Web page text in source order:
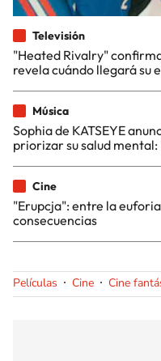
Televisión
"Heated Rivalry"
revela cuándo llegará su
Música
Sophia de KATSEYE
priorizar su salud
Cine
"Erupcja": entre la
consecuencias
Películas Cine Cine